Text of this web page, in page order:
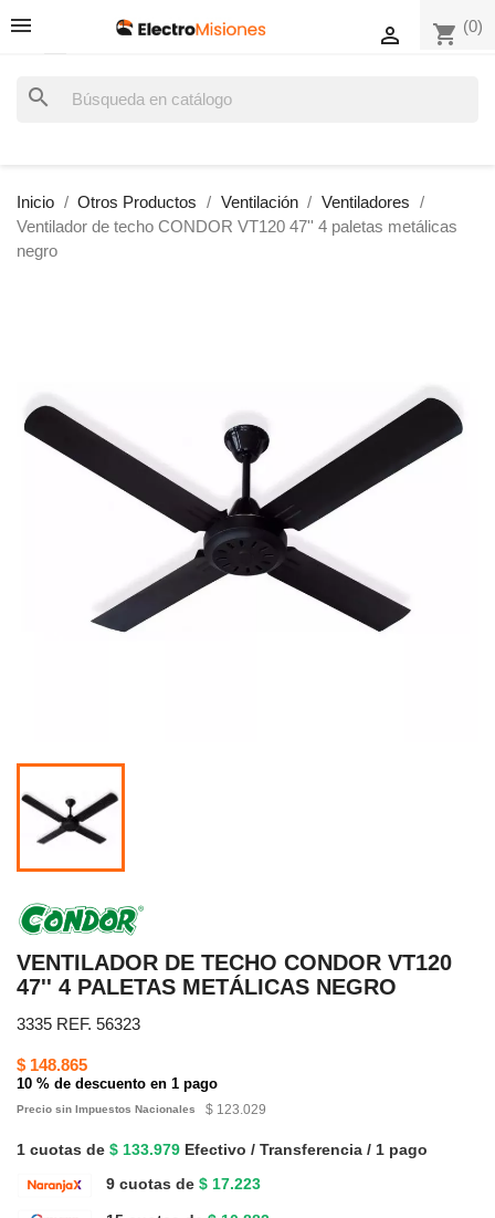
shopping_cart (0)

search
Inicio Otros Productos Ventilación
Ventiladores
Ventilador de techo CONDOR VT120 47'' 4 paletas metálicas
negro
VENTILADOR DE TECHO CONDOR VT120
47'' 4 PALETAS METÁLICAS NEGRO
3335 REF. 56323
$ 148.865
10 % de descuento en 1 pago
Precio sin Impuestos Nacionales $ 123.029
1 cuotas de $ 133.979 Efectivo / Transferencia / 1 pago
9 cuotas de $ 17.223